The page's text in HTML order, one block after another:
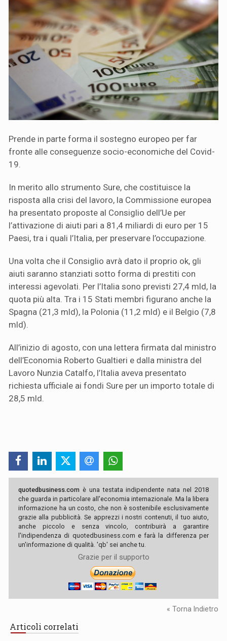
Prende in parte forma il sostegno europeo per far
fronte alle conseguenze socio-economiche del Covid-
19.
In merito allo strumento Sure, che costituisce la
risposta alla crisi del lavoro, la Commissione europea
ha presentato proposte al Consiglio dell’Ue per
l’attivazione di aiuti pari a 81,4 miliardi di euro per 15
Paesi, tra i quali l’Italia, per preservare l’occupazione.
Una volta che il Consiglio avrà dato il proprio ok, gli
aiuti saranno stanziati sotto forma di prestiti con
interessi agevolati. Per l’Italia sono previsti 27,4 mld, la
quota più alta. Tra i 15 Stati membri figurano anche la
Spagna (21,3 mld), la Polonia (11,2 mld) e il Belgio (7,8
mld).
All’inizio di agosto, con una lettera firmata dal ministro
dell’Economia Roberto Gualtieri e dalla ministra del
Lavoro Nunzia Catalfo, l’Italia aveva presentato
richiesta ufficiale ai fondi Sure per un importo totale di
28,5 mld.
quotedbusiness.com è una testata indipendente nata nel 2018
che guarda in particolare all'economia internazionale. Ma la libera
informazione ha un costo, che non è sostenibile esclusivamente
grazie alla pubblicità. Se apprezzi i nostri contenuti, il tuo aiuto,
anche piccolo e senza vincolo, contribuirà a garantire
l'indipendenza di quotedbusiness.com e farà la differenza per
un'informazione di qualità. 'qb' sei anche tu.
Grazie per il supporto
« Torna Indietro
Articoli correlati